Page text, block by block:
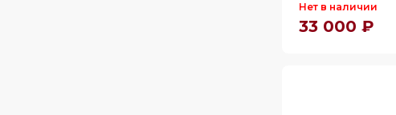
Нет в наличии
33 000 ₽